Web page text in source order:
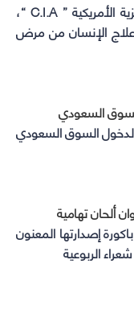
كشف وثيقة سرية لوكالة المخابرات المركزية الأمريكية ” C.I.A “،
تثبت علاج الإنسان من مرض
السعودي
لدخول السوق السعودي
ألحان تهامية
إصدارتها المعنون
الربوعية